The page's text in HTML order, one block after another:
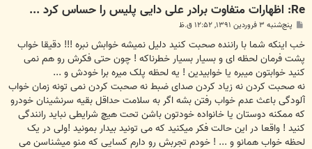
Re: اظهارات متفاوت برادر علی دایی پلیس را حساس کرد ...
س
ت
پنج‌شنبه ۳ فروردین ۱۳۹۱, ۱۲:۵۲ ق.ظ
خب اینکه شما با راننده صحبت کنید دلیل نمیشه خوابش نبره !!! دقیقا خواب
پشت فرمان لحظه ای و بسیار بسیار خطرناکه ! چون حتی فکرش رو هم نمی
کنید خوابتون میبره یا خوابیدین ! یه لحظه پلک میره برا خودش و ...
نه صحبت کردن نه زیاد کردن صدای ضبط نه صحبت کردن نمی تونه زمان خواب
آلودگی باعث عدم خواب رفتن بشه اگر به سلامت حداقل بقیه سرنشینان خودرو
که ممکنه دوستان یا خانواده خودتون باشن تحت هیچ شرایطی نباید رانندگی
کنید ! واقعا در این حالت فکر میکنید که می تونید بیدار بمونید !ولی در یک
لحظه خواب همانو و ... ! خودم تجربش رو دارم کسایی که منو میشناسن می